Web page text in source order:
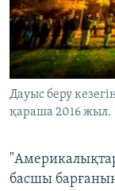
ЖАЗЫЛЫҢЫЗ
Басқа
Дауыс беру
қараша 2016 жыл.
басшы